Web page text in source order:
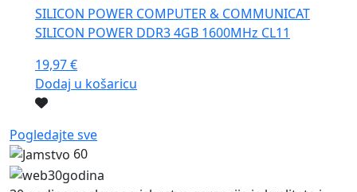
SILICON POWER COMPUTER & COMMUNICAT
SILICON POWER DDR3 4GB 1600MHz CL11
19,97€
Dodaj u košaricu
Pogledajte sve
60